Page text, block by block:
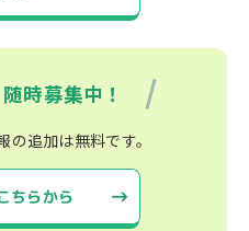
時募集中！
追加は無料です。
ちらから